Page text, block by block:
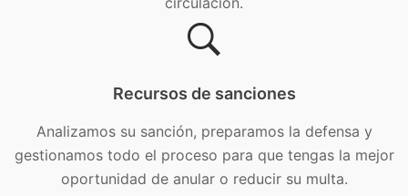
Recursos de sanciones
Analizamos su sanción, preparamos la defensa y
gestionamos todo el proceso para que tengas la mejor
oportunidad de anular o reducir su multa.